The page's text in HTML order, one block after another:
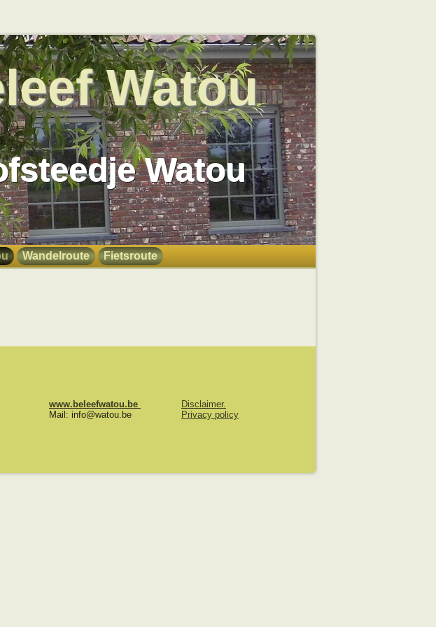
Watou
Watou
Wandelroute Fietsroute
www.beleefwatou.be
Mail: info@watou.be
Disclaimer.
Privacy policy